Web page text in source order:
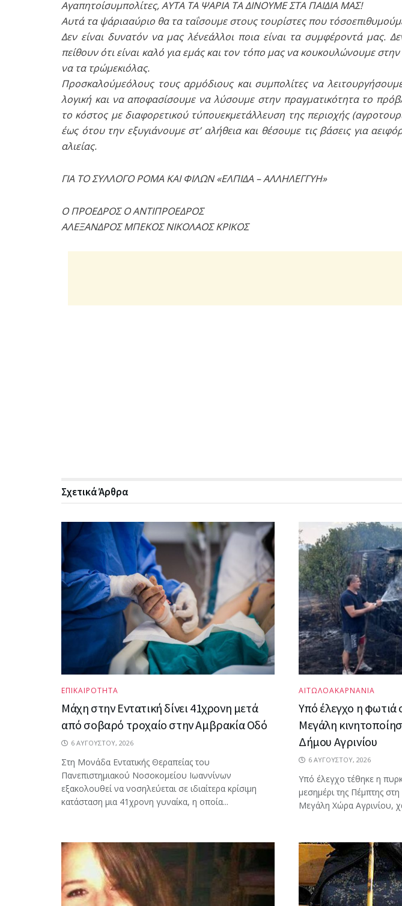
Αγαπητοίσυμπολίτες, ΑΥΤΑ ΤΑ ΨΑΡΙΑ ΤΑ ΔΙΝΟΥΜΕ ΣΤΑ ΠΑΙΔΙΑ ΜΑΣ!
Αυτά τα ψάριααύριο θα τα ταΐσουμε στους τουρίστες που
Δεν είναι δυνατόν να μας λένεάλλοι ποια είναι τα συμφέροντά μας.
πείθουν ότι είναι καλό για εμάς και τον τόπο μας να κουκουλώνουμε στην
να τα τρώμεκιόλας.
Προσκαλούμεόλους τους αρμόδιους και συμπολίτες να
λογική και να αποφασίσουμε να λύσουμε στην πραγματικότητα το
το κόστος με διαφορετικού τύπουεκμετάλλευση της περιοχής
έως ότου την εξυγιάνουμε στ’ αλήθεια και θέσουμε τις βάσεις για
αλιείας.
ΓΙΑ ΤΟ ΣΥΛΛΟΓΟ ΡΟΜΑ ΚΑΙ ΦΙΛΩΝ «ΕΛΠΙΔΑ – ΑΛΛΗΛΕΓΓΥΗ»
Ο ΠΡΟΕΔΡΟΣ Ο ΑΝΤΙΠΡΟΕΔΡΟΣ
ΑΛΕΞΑΝΔΡΟΣ ΜΠΕΚΟΣ ΝΙΚΟΛΑΟΣ ΚΡΙΚΟΣ
ΣχετικάΆρθρα
ΕΠΙΚΑΙΡΟΤΗΤΑ
Μάχη στην Εντατική δίνει 41χρονη μετά
από σοβαρό τροχαίο στην Αμβρακία Οδό
6 ΑΥΓΟΎΣΤΟΥ, 2026
Στη Μονάδα Εντατικής Θεραπείας του
Πανεπιστημιακού Νοσοκομείου Ιωαννίνων
εξακολουθεί να νοσηλεύεται σε ιδιαίτερα κρίσιμη
κατάσταση μια 41χρονη γυναίκα, η οποία...
ΑΙΤΩΛΟΑΚΑΡΝΑΝΙΑ
Υπό έλεγχο η
Μεγάλη
Δήμου Αγρινίου
6 ΑΥΓΟΎΣΤΟΥ, 2026
Υπό έλεγχο τέθηκε η
μεσημέρι της Πέμπτης
Μεγάλη Χώρα Αγρινίου,